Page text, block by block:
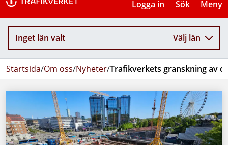
Logga in Sök Meny
Inget län valt Välj län
Startsida/Om oss/Nyheter/Trafikverkets granskning av